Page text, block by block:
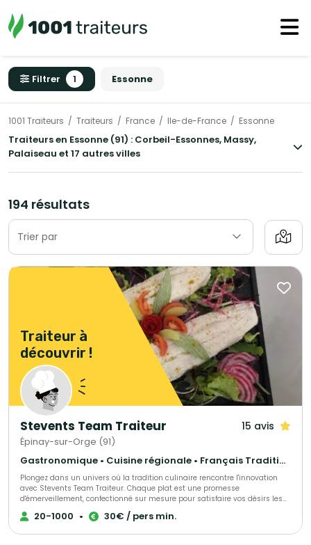
Filtrer 1 Essonne
1001 Traiteurs Traiteurs France Ile-de-France Essonne
Traiteurs en Essonne (91) : Corbeil-Essonnes, Massy,
Palaiseau et 17 autres villes
194 résultats
Trier par
Traiteur à
découvrir !
Stevents Team Traiteur 15 avis
Épinay-sur-Orge (91)
Gastronomique • Cuisine régionale • Français Traditionnel
Plongez dans un univers où la tradition culinaire rencontre l'innovation
avec Stevents Team Traiteur. Chaque plat est une promesse
d'émerveillement, confectionné sur mesure pour satisfaire vos désirs les
plus exquis. Laissez-vous surprendre par une expérience gustative
inoubliable, où gourmandise rime avec créativité. Stevents Team Traiteur,
20-1000 • 30€ / pers min.